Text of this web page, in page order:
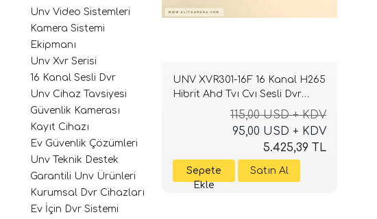
Unv Video Sistemleri
Kamera Sistemi
Ekipmanı
Unv Xvr Serisi
16 Kanal Sesli Dvr
Unv Cihaz Tavsiyesi
Güvenlik Kamerası
Kayıt Cihazı
Ev Güvenlik Çözümleri
Unv Teknik Destek
Garantili Unv Ürünleri
Kurumsal Dvr Cihazları
Ev İçin Dvr Sistemi
UNV XVR301-16F 16 Kanal H265
Hibrit Ahd Tvı Cvı Sesli Dvr
Kayıt Cihazı
115,00 USD + KDV
95,00 USD + KDV
5.425,39 TL